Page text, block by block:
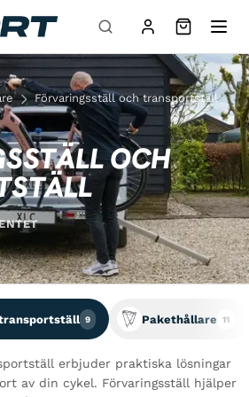
Förvaringsställ och transportställ
OCH
9 Pakethållare 11
erbjuder praktiska lösningar
av din cykel. Förvaringsställ hjälper